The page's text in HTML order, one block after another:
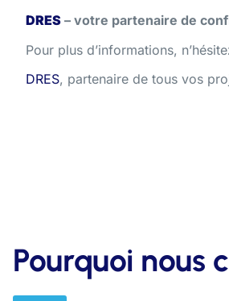
DRES – votre partenaire de
Pour plus d’informations,
DRES, partenaire de tous vos
Pourquoi nous